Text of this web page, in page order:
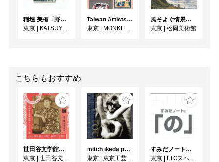
稲垣 美侑「野辺」
東京
KATSUYA SUSUKI GALLERY
Taiwan Artists Cat Exhibition「猫幸福展」
東京
MONKEY GALLERY
風そよぐ情景 ヴィクトリア朝絵画・フランス印象派
東京
松岡美術館
こちらもおすすめ
世田谷文学館コレクション展 没後30年 宇野千代展
東京
世田谷文学館
mitch ikeda photography exhibition「rocks」
東京
東京工芸大学 写大ギャラリー
すみだノート展2026 ~すみだノートの「の」～
東京
LTCスペース